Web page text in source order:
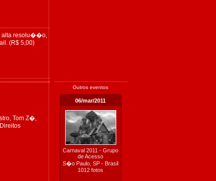
alta resolu��o,
(R$ 5,00)
Tom Z�,
Outros eventos
06/mar/2011
Carnaval 2011 - Grupo
de Acesso
S�o Paulo, SP - Brasil
1012 fotos